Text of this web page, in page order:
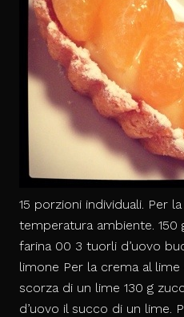
15 porzioni individuali. Per
temperatura ambiente.
farina 00 3 tuorli d’uovo
limone Per la crema al
scorza di un lime 130 g
d’uovo il succo di un lime.